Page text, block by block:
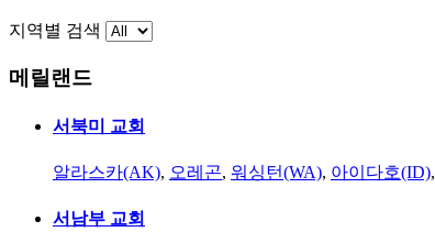
지역별 검색
메릴랜드
서북미 교회
알라스카(AK), 오레곤, 워싱턴(WA), 아이다호(ID),
서남부 교회